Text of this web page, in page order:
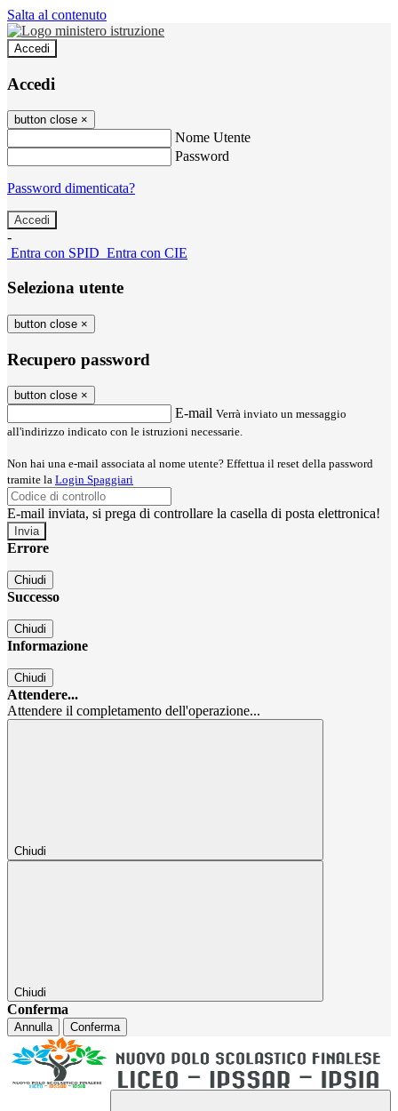
Salta al contenuto
Accedi
Accedi
button close ×
Nome Utente
Password
Password dimenticata?
-
Entra con SPID Entra con CIE
Seleziona utente
button close ×
Recupero password
button close ×
E-mail Verrà inviato un messaggio
all'indirizzo indicato con le istruzioni necessarie.
Non hai una e-mail associata al nome utente? Effettua il reset della password
tramite la Login Spaggiari
E-mail inviata, si prega di controllare la casella di posta elettronica!
Errore
Chiudi
Successo
Chiudi
Informazione
Chiudi
Attendere...
Attendere il completamento dell'operazione...
Chiudi
Chiudi
Conferma
Annulla Conferma